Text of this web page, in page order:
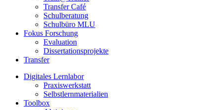
Transfer Café
Schulberatung
Schulbüro MLU
Fokus Forschung
Evaluation
Dissertationsprojekte
Transfer
Digitales Lernlabor
Praxiswerkstatt
Selbstlernmaterialien
Toolbox